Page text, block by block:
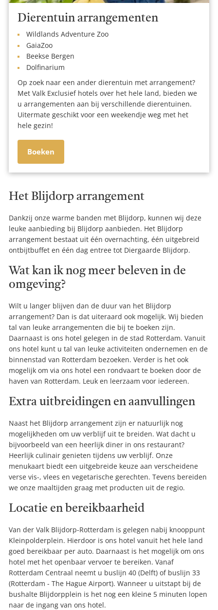
Dierentuin arrangementen
Wildlands Adventure Zoo
GaiaZoo
Beekse Bergen
Dolfinarium
Op zoek naar een ander dierentuin met arrangement?
Met Valk Exclusief hotels over het hele land, bieden we
u arrangementen aan bij verschillende dierentuinen.
Uitermate geschikt voor een weekendje weg met het
hele gezin!
Boeken
Het Blijdorp arrangement
Dankzij onze warme banden met Blijdorp, kunnen wij deze
leuke aanbieding bij Blijdorp aanbieden. Het Blijdorp
arrangement bestaat uit één overnachting, één uitgebreid
ontbijtbuffet en één dag entree tot Diergaarde Blijdorp.
Wat kan ik nog meer beleven in de
omgeving?
Wilt u langer blijven dan de duur van het Blijdorp
arrangement? Dan is dat uiteraard ook mogelijk. Wij bieden
tal van leuke arrangementen die bij te boeken zijn.
Daarnaast is ons hotel gelegen in de stad Rotterdam. Vanuit
ons hotel kunt u tal van leuke activiteiten ondernemen en de
binnenstad van Rotterdam bezoeken. Verder is het ook
mogelijk om via ons hotel een rondvaart te boeken door de
haven van Rotterdam. Leuk en leerzaam voor iedereen.
Extra uitbreidingen en aanvullingen
Naast het Blijdorp arrangement zijn er natuurlijk nog
mogelijkheden om uw verblijf uit te breiden. Wat dacht u
bijvoorbeeld van een heerlijk diner in ons restaurant?
Heerlijk culinair genieten tijdens uw verblijf. Onze
menukaart biedt een uitgebreide keuze aan verscheidene
verse vis-, vlees en vegetarische gerechten. Tevens bereiden
we onze maaltijden graag met producten uit de regio.
Locatie en bereikbaarheid
Van der Valk Blijdorp-Rotterdam is gelegen nabij knooppunt
Kleinpolderplein. Hierdoor is ons hotel vanuit het hele land
goed bereikbaar per auto. Daarnaast is het mogelijk om ons
hotel met het openbaar vervoer te bereiken. Vanaf
Rotterdam Centraal neemt u buslijn 40 (Delft) of buslijn 33
(Rotterdam - The Hague Airport). Wanneer u uitstapt bij de
bushalte Blijdorpplein is het nog een kleine 5 minuten lopen
naar de ingang van ons hotel.